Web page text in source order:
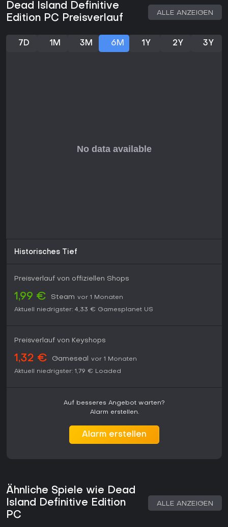
Dead Island Definitive
Edition PC Preisverlauf
ALLE ANZEIGEN
7D 1M 3M 6M 1Y 2Y 3Y
Historisches Tief
Preisverlauf von offiziellen Shops
1,99 € Steam vor 1 Monaten
Aktuell niedrigster: 4,33 € Gamesplanet US
Preisverlauf von Keyshops
1,32 € Gameseal
vor 1 Monaten
Aktuell niedrigster: 1,79 € Loaded
Auf besseres Angebot warten?
Alarm erstellen.
Alarm erstellen
Ähnliche Spiele wie Dead
Island Definitive Edition
PC
ALLE ANZEIGEN